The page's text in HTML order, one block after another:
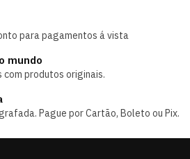
para pagamentos á vista
mundo
com produtos originais.
Pague por Cartão, Boleto ou Pix.